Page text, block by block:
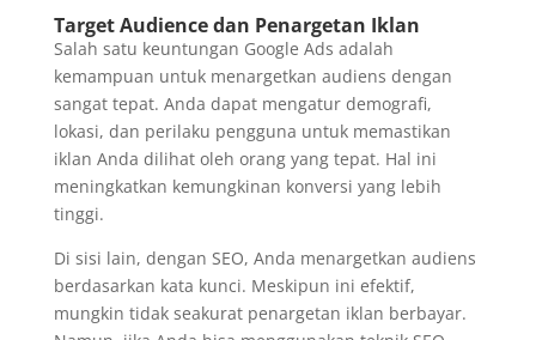
Target Audience dan Penargetan Iklan
Salah satu keuntungan Google Ads adalah
kemampuan untuk menargetkan audiens dengan
sangat tepat. Anda dapat mengatur demografi,
lokasi, dan perilaku pengguna untuk memastikan
iklan Anda dilihat oleh orang yang tepat. Hal ini
meningkatkan kemungkinan konversi yang lebih
tinggi.
Di sisi lain, dengan SEO, Anda menargetkan audiens
berdasarkan kata kunci. Meskipun ini efektif,
mungkin tidak seakurat penargetan iklan berbayar.